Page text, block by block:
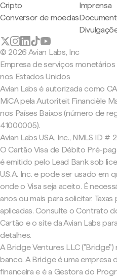
Cripto
Conversor de moedas
Imprensa
© 2026 Avian Labs, Inc
Empresa de serviços
nos Estados Unidos
Avian Labs é autorizada como
MiCA pela Autoriteit Financiële
nos Países Baixos (número de
41000005).
Avian Labs USA, Inc., NMLS ID #
O Cartão Visa de Débito Pré-
é emitido pelo Lead Bank sob
U.S.A. Inc. e pode ser usado em
onde o Visa seja aceito. É
anos ou mais para solicitar.
aplicadas. Consulte o Contrato
Cartão e o site da Avian Labs
detalhes.
A Bridge Ventures LLC ("Bridge")
banco. A Bridge é uma empresa
financeira e é a Gestora do